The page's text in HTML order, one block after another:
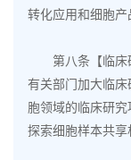
转化应用和细胞产
第八条【临床研
有关部门加大临
胞领域的临床研究
探索细胞样本共享